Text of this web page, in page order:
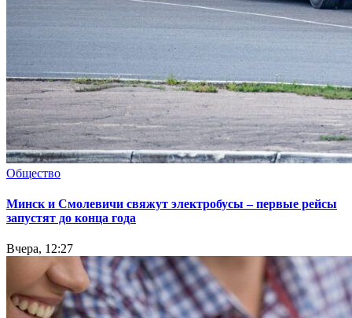
Общество
Минск и Смолевичи свяжут электробусы – первые рейсы
запустят до конца года
Вчера, 12:27